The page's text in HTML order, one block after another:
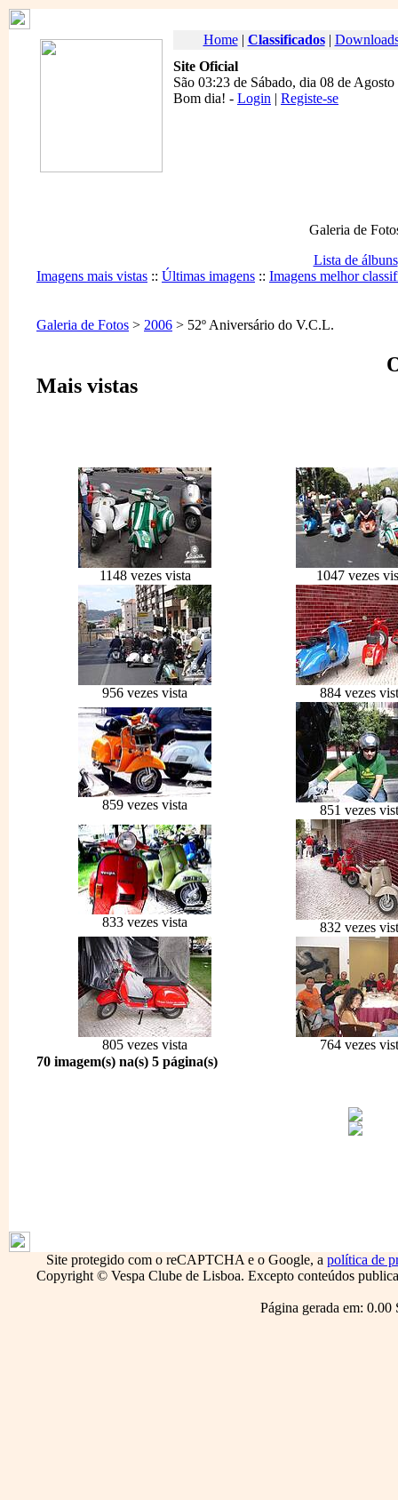
Home| Classificados|
Site Oficial
São 03:23 de Sábado, dia 08 de
Bom dia! - Login | Registe-se
Galeria de
Lista de álbuns
Imagens mais vistas :: Últimas imagens :: Imagens melhor
Galeria de Fotos > 2006 > 52º Aniversário do V.C.L.
Mais vistas
1148 vezes vista 1047 vezes
956 vezes vista 884 vezes
859 vezes vista 851 vezes
833 vezes vista 832 vezes
805 vezes vista
764 vezes
70 imagem(s) na(s) 5 página(s)
Site protegido com o reCAPTCHA e o Google, a política de
Copyright © Vespa Clube de Lisboa. Excepto conteúdos
Página gerada em: 0.00